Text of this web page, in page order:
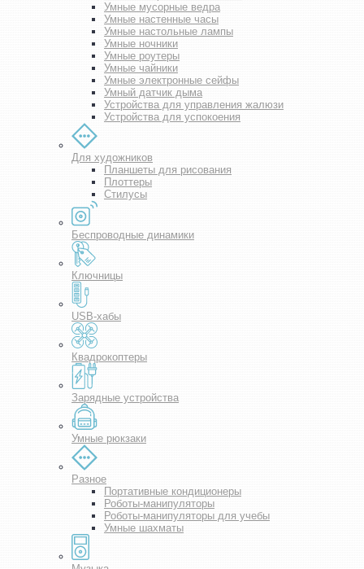
Умные мусорные ведра
Умные настенные часы
Умные настольные лампы
Умные ночники
Умные роутеры
Умные чайники
Умные электронные сейфы
Умный датчик дыма
Устройства для управления жалюзи
Устройства для успокоения
Для художников
Планшеты для рисования
Плоттеры
Стилусы
Беспроводные динамики
Ключницы
USB-хабы
Квадрокоптеры
Зарядные устройства
Умные рюкзаки
Разное
Портативные кондиционеры
Роботы-манипуляторы
Роботы-манипуляторы для учебы
Умные шахматы